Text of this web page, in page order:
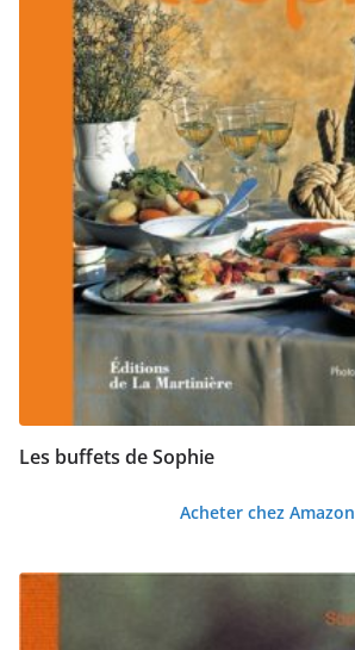
Les buffets de Sophie
Acheter chez Amazon